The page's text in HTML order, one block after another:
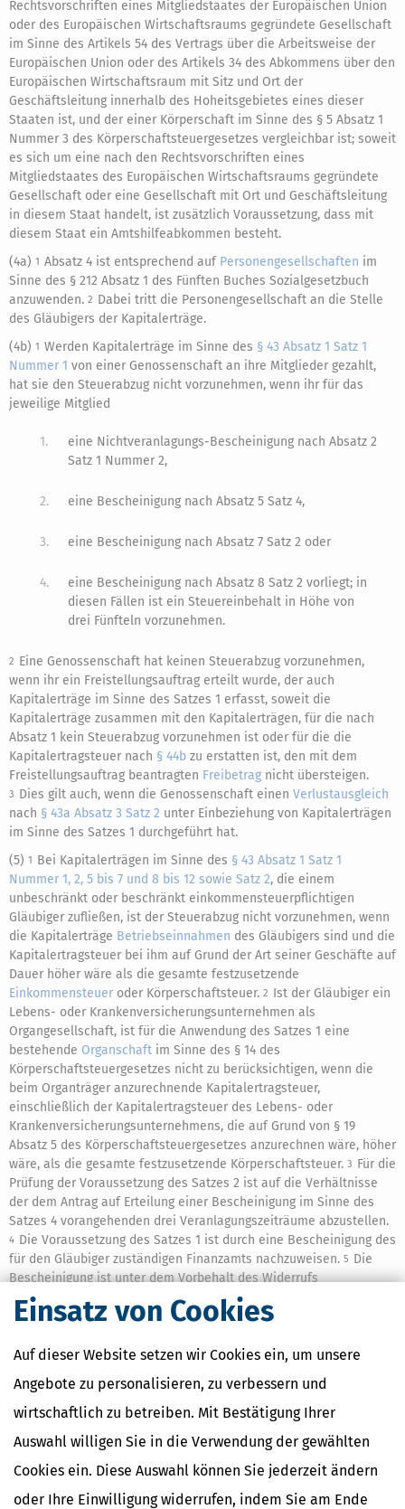
Einsatz von Cookies
Auf dieser Website setzen wir Cookies ein, um unsere
Angebote zu personalisieren, zu verbessern und
wirtschaftlich zu betreiben. Mit Bestätigung Ihrer
Auswahl willigen Sie in die Verwendung der gewählten
Cookies ein. Diese Auswahl können Sie jederzeit ändern
oder Ihre Einwilligung widerrufen, indem Sie am Ende
Rechtsvorschriften eines Mitgliedstaates der Europäischen Union
oder des Europäischen Wirtschaftsraums gegründete Gesellschaft
im Sinne des Artikels 54 des Vertrags über die Arbeitsweise der
Europäischen Union oder des Artikels 34 des Abkommens über den
Europäischen Wirtschaftsraum mit Sitz und Ort der
Geschäftsleitung innerhalb des Hoheitsgebietes eines dieser
Staaten ist, und der einer Körperschaft im Sinne des § 5 Absatz 1
Nummer 3 des Körperschaftsteuergesetzes vergleichbar ist; soweit
es sich um eine nach den Rechtsvorschriften eines
Mitgliedstaates des Europäischen Wirtschaftsraums gegründete
Gesellschaft oder eine Gesellschaft mit Ort und Geschäftsleitung
in diesem Staat handelt, ist zusätzlich Voraussetzung, dass mit
diesem Staat ein Amtshilfeabkommen besteht.
(4a) 1 Absatz 4 ist entsprechend auf Personengesellschaften im
Sinne des § 212 Absatz 1 des Fünften Buches Sozialgesetzbuch
anzuwenden. 2 Dabei tritt die Personengesellschaft an die Stelle
des Gläubigers der Kapitalerträge.
(4b) 1 Werden Kapitalerträge im Sinne des § 43 Absatz 1 Satz 1
Nummer 1 von einer Genossenschaft an ihre Mitglieder gezahlt,
hat sie den Steuerabzug nicht vorzunehmen, wenn ihr für das
jeweilige Mitglied
1.
eine Nichtveranlagungs-Bescheinigung nach Absatz 2
Satz 1 Nummer 2,
2. eine Bescheinigung nach Absatz 5 Satz 4,
3. eine Bescheinigung nach Absatz 7 Satz 2 oder
4.
eine Bescheinigung nach Absatz 8 Satz 2 vorliegt; in
diesen Fällen ist ein Steuereinbehalt in Höhe von
drei Fünfteln vorzunehmen.
2 Eine Genossenschaft hat keinen Steuerabzug vorzunehmen,
wenn ihr ein Freistellungsauftrag erteilt wurde, der auch
Kapitalerträge im Sinne des Satzes 1 erfasst, soweit die
Kapitalerträge zusammen mit den Kapitalerträgen, für die nach
Absatz 1 kein Steuerabzug vorzunehmen ist oder für die die
Kapitalertragsteuer nach § 44b zu erstatten ist, den mit dem
Freistellungsauftrag beantragten Freibetrag nicht übersteigen.
3 Dies gilt auch, wenn die Genossenschaft einen Verlustausgleich
nach § 43a Absatz 3 Satz 2 unter Einbeziehung von Kapitalerträgen
im Sinne des Satzes 1 durchgeführt hat.
(5) 1 Bei Kapitalerträgen im Sinne des § 43 Absatz 1 Satz 1
Nummer 1, 2, 5 bis 7 und 8 bis 12 sowie Satz 2, die einem
unbeschränkt oder beschränkt einkommensteuerpflichtigen
Gläubiger zufließen, ist der Steuerabzug nicht vorzunehmen, wenn
die Kapitalerträge Betriebseinnahmen des Gläubigers sind und die
Kapitalertragsteuer bei ihm auf Grund der Art seiner Geschäfte auf
Dauer höher wäre als die gesamte festzusetzende
Einkommensteuer oder Körperschaftsteuer. 2 Ist der Gläubiger ein
Lebens- oder Krankenversicherungsunternehmen als
Organgesellschaft, ist für die Anwendung des Satzes 1 eine
bestehende Organschaft im Sinne des § 14 des
Körperschaftsteuergesetzes nicht zu berücksichtigen, wenn die
beim Organträger anzurechnende Kapitalertragsteuer,
einschließlich der Kapitalertragsteuer des Lebens- oder
Krankenversicherungsunternehmens, die auf Grund von § 19
Absatz 5 des Körperschaftsteuergesetzes anzurechnen wäre, höher
wäre, als die gesamte festzusetzende Körperschaftsteuer. 3 Für die
Prüfung der Voraussetzung des Satzes 2 ist auf die Verhältnisse
der dem Antrag auf Erteilung einer Bescheinigung im Sinne des
Satzes 4 vorangehenden drei Veranlagungszeiträume abzustellen.
4 Die Voraussetzung des Satzes 1 ist durch eine Bescheinigung des
für den Gläubiger zuständigen Finanzamts nachzuweisen. 5 Die
Bescheinigung ist unter dem Vorbehalt des Widerrufs
auszustellen.
Die Voraussetzung des Satzes 2 ist gegenüber dem
für den Gläubiger zuständigen Finanzamt durch eine
nachzuweisen.
(6)1 Voraussetzung für die Abstandnahme vom Steuerabzug nach
Absatz 1 Satz 1 Nummer 6, 7 und 8 bis 12 sowie Satz 2ist, dass die
Teilschuldverschreibungen, die Anteile an der
Guthaben oder sonstigen Wirtschaftsgüter im Zeitpunkt des
Zufließens derEinnahmenunter dem Namen des Gläubigers der